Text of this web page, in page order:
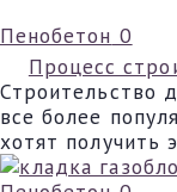
Пенобетон 0
Процесс
Строительство
все более
хотят получить